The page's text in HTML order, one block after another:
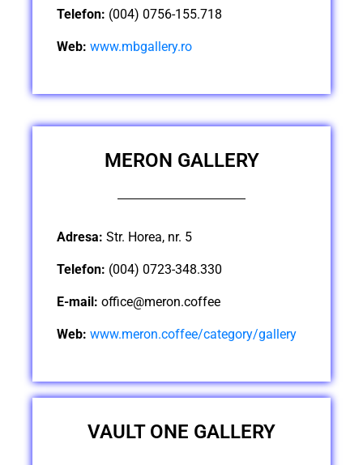
Telefon: (004) 0756-155.718
Web: www.mbgallery.ro
MERON GALLERY
Adresa: Str. Horea, nr. 5
Telefon: (004) 0723-348.330
E-mail: office@meron.coffee
Web: www.meron.coffee/category/gallery
VAULT ONE GALLERY